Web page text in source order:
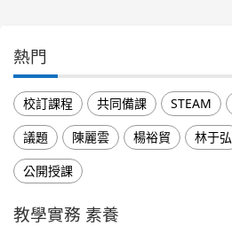
熱門
校訂課程 共同備課 STEAM
議題
陳麗雲 楊裕貿 林于弘
公開授課
教學實務 素養